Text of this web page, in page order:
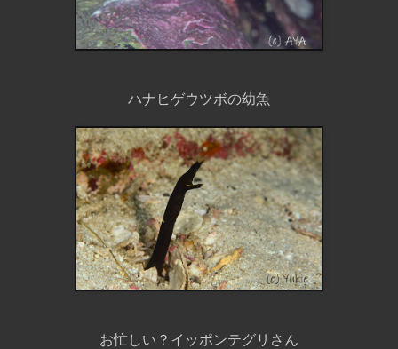
ハナヒゲウツボの幼魚
お忙しい？イッポンテグリさん